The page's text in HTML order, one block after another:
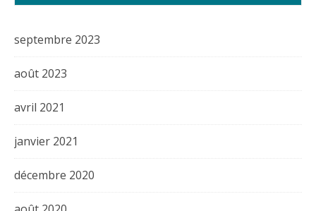
septembre 2023
août 2023
avril 2021
janvier 2021
décembre 2020